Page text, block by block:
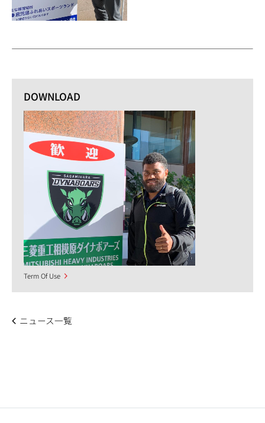
DOWNLOAD
Term Of Use
ニュース一覧